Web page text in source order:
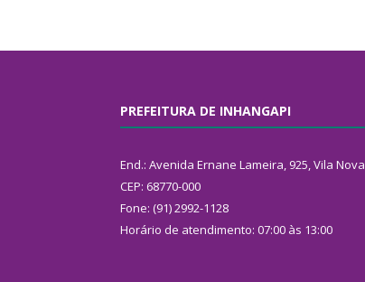
PREFEITURA DE INHANGAPI
End.: Avenida Ernane Lameira, 925, Vila Nova
CEP: 68770-000
Fone: (91) 2992-1128
Horário de atendimento: 07:00 às 13:00